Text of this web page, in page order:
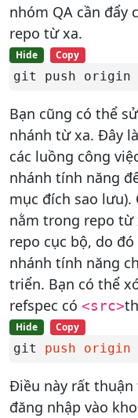
nhóm QA cần đẩy
repo từ xa.
Hide Copy
git push origin
Bạn cũng có thể
nhánh từ xa. Đây
các luồng công
nhánh tính năng
mục đích sao lưu).
nằm trong repo từ
repo cục bộ, do
nhánh tính năng
triển. Bạn có thể
refspec có <src>
Hide Copy
git push origin
Điều này rất thuận
đăng nhập vào